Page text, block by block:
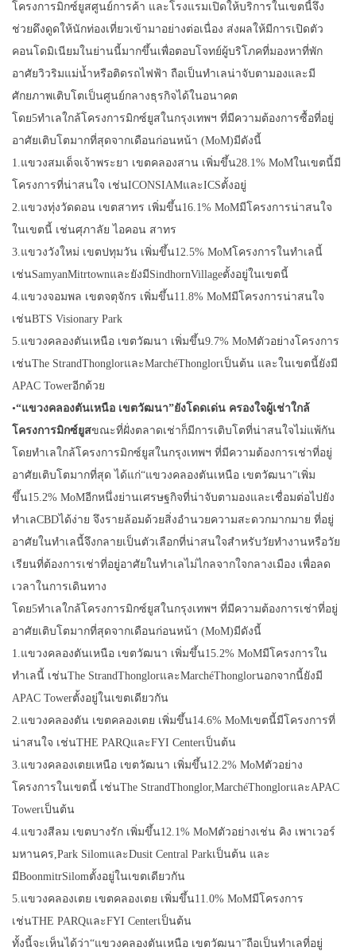
โครงการมิกซ์ยูสศูนย์การค้า และโรงแรมเปิดให้บริการในเขตนี้จึง
ช่วยดึงดูดให้นักท่องเที่ยวเข้ามาอย่างต่อเนื่อง ส่งผลให้มีการเปิดตัว
คอนโดมิเนียมในย่านนี้มากขึ้นเพื่อตอบโจทย์ผู้บริโภคที่มองหาที่พัก
อาศัยวิวริมแม่น้ำหรือติดรถไฟฟ้า ถือเป็นทำเลน่าจับตามองและมี
ศักยภาพเติบโตเป็นศูนย์กลางธุรกิจได้ในอนาคต
โดย5ทำเลใกล้โครงการมิกซ์ยูสในกรุงเทพฯ ที่มีความต้องการซื้อที่อยู่
อาศัยเติบโตมากที่สุดจากเดือนก่อนหน้า (MoM)มีดังนี้
1.แขวงสมเด็จเจ้าพระยา เขตคลองสาน เพิ่มขึ้น28.1% MoMในเขตนี้มี
โครงการที่น่าสนใจ เช่นICONSIAMและICSตั้งอยู่
2.แขวงทุ่งวัดดอน เขตสาทร เพิ่มขึ้น16.1% MoMมีโครงการน่าสนใจ
ในเขตนี้ เช่นศุภาลัย ไอคอน สาทร
3.แขวงวังใหม่ เขตปทุมวัน เพิ่มขึ้น12.5% MoMโครงการในทำเลนี้
เช่นSamyanMitrtownและยังมีSindhornVillageตั้งอยู่ในเขตนี้
4.แขวงจอมพล เขตจตุจักร เพิ่มขึ้น11.8% MoMมีโครงการน่าสนใจ
เช่นBTS Visionary Park
5.แขวงคลองตันเหนือ เขตวัฒนา เพิ่มขึ้น9.7% MoMตัวอย่างโครงการ
เช่นThe StrandThonglorและMarchéThonglorเป็นต้น และในเขตนี้ยังมี​
APAC Towerอีกด้วย
•“แขวงคลองตันเหนือ เขตวัฒนา”ยังโดดเด่น ครองใจผู้เช่าใกล้
โครงการมิกซ์ยูสขณะที่ฝั่งตลาดเช่าก็มีการเติบโตที่น่าสนใจไม่แพ้กัน
โดยทำเลใกล้โครงการมิกซ์ยูสในกรุงเทพฯ ที่มีความต้องการเช่าที่อยู่
อาศัยเติบโตมากที่สุด ได้แก่“แขวงคลองตันเหนือ เขตวัฒนา”เพิ่ม
ขึ้น15.2% MoMอีกหนึ่งย่านเศรษฐกิจที่น่าจับตามองและเชื่อมต่อไปยัง
ทำเลCBDได้ง่าย จึงรายล้อมด้วยสิ่งอำนวยความสะดวกมากมาย ที่อยู่
อาศัยในทำเลนี้จึงกลายเป็นตัวเลือกที่น่าสนใจสำหรับวัยทำงานหรือวัย
เรียนที่ต้องการเช่าที่อยู่อาศัยในทำเลไม่ไกลจากใจกลางเมือง เพื่อลด
เวลาในการเดินทาง
โดย5ทำเลใกล้โครงการมิกซ์ยูสในกรุงเทพฯ ที่มีความต้องการเช่าที่อยู่
อาศัยเติบโตมากที่สุดจากเดือนก่อนหน้า (MoM)มีดังนี้
1.แขวงคลองตันเหนือ เขตวัฒนา เพิ่มขึ้น15.2% MoMมีโครงการใน
ทำเลนี้ เช่นThe StrandThonglorและMarchéThonglorนอกจากนี้ยังมี​
APAC Towerตั้งอยู่ในเขตเดียวกัน
2.แขวงคลองตัน เขตคลองเตย เพิ่มขึ้น14.6% MoMเขตนี้มีโครงการที่
น่าสนใจ เช่น​THE PARQและFYI Centerเป็นต้น
3.แขวงคลองเตยเหนือ เขตวัฒนา เพิ่มขึ้น12.2% MoMตัวอย่าง
โครงการในเขตนี้ เช่นThe StrandThonglor,MarchéThonglorและ​APAC
Towerเป็นต้น
4.แขวงสีลม เขตบางรัก เพิ่มขึ้น12.1% MoMตัวอย่างเช่น คิง เพาเวอร์
มหานคร,Park SilomและDusit Central Parkเป็นต้น และ
มีBoonmitrSilomตั้งอยู่ในเขตเดียวกัน
5.แขวงคลองเตย เขตคลองเตย เพิ่มขึ้น11.0% MoMมีโครงการ
เช่นTHE PARQและFYI Centerเป็นต้น
ทั้งนี้จะเห็นได้ว่า“แขวงคลองตันเหนือ เขตวัฒนา”ถือเป็นทำเลที่อยู่